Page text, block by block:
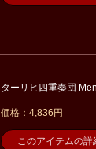
ターリヒ四重奏団
価格：4,836円
このアイテムの詳